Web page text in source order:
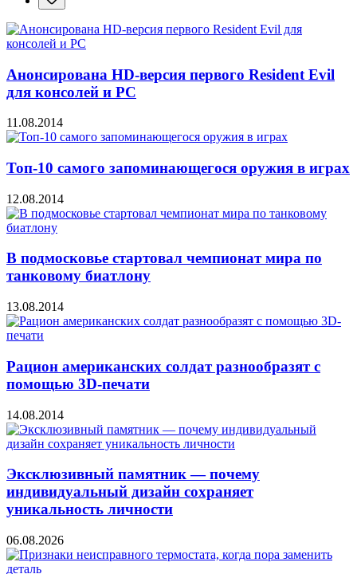
Анонсирована HD-версия первого Resident Evil
для консолей и PC
11.08.2014
Топ-10 самого запоминающегося оружия в играх
12.08.2014
В подмосковье стартовал чемпионат мира по
танковому биатлону
13.08.2014
Рацион американских солдат разнообразят с
помощью 3D-печати
14.08.2014
Эксклюзивный памятник — почему
индивидуальный дизайн сохраняет
уникальность личности
06.08.2026